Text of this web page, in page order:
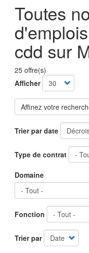
Toutes
cdd sur
25 offre(s)
Afficher
Affinez votre
Trier par date
Type de contrat
Domaine
Fonction
Trier par